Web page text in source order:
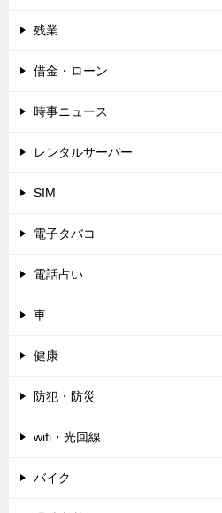
残業
借金・ローン
時事ニュース
レンタルサーバー
SIM
電子タバコ
電話占い
車
健康
防犯・防災
wifi・光回線
バイク